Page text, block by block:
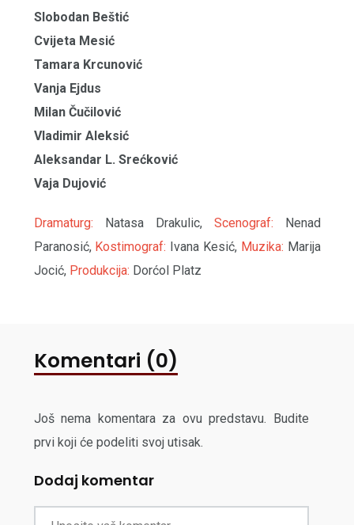
Slobodan Beštić
Cvijeta Mesić
Tamara Krcunović
Vanja Ejdus
Milan Čučilović
Vladimir Aleksić
Aleksandar L. Srećković
Vaja Dujović
Dramaturg: Natasa Drakulic, Scenograf: Nenad
Paranosić, Kostimograf: Ivana Kesić, Muzika: Marija
Jocić, Produkcija: Dorćol Platz
Komentari (0)
Još nema komentara za ovu predstavu. Budite
prvi koji će podeliti svoj utisak.
Dodaj komentar